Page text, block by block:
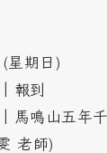
星期日)
報到
鳴山五年
老師)